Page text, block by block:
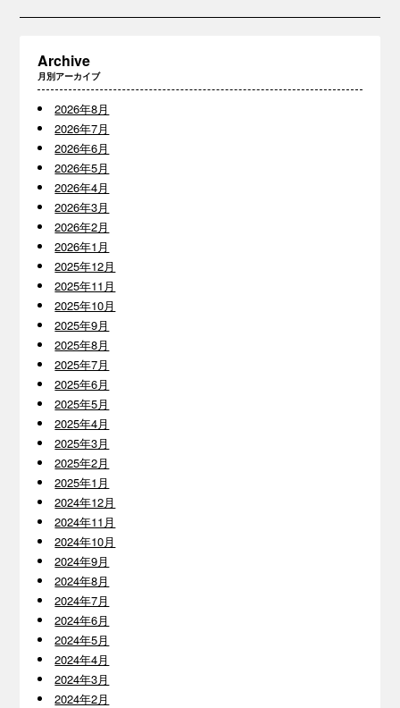
Archive
月別アーカイブ
2026年8月
2026年7月
2026年6月
2026年5月
2026年4月
2026年3月
2026年2月
2026年1月
2025年12月
2025年11月
2025年10月
2025年9月
2025年8月
2025年7月
2025年6月
2025年5月
2025年4月
2025年3月
2025年2月
2025年1月
2024年12月
2024年11月
2024年10月
2024年9月
2024年8月
2024年7月
2024年6月
2024年5月
2024年4月
2024年3月
2024年2月